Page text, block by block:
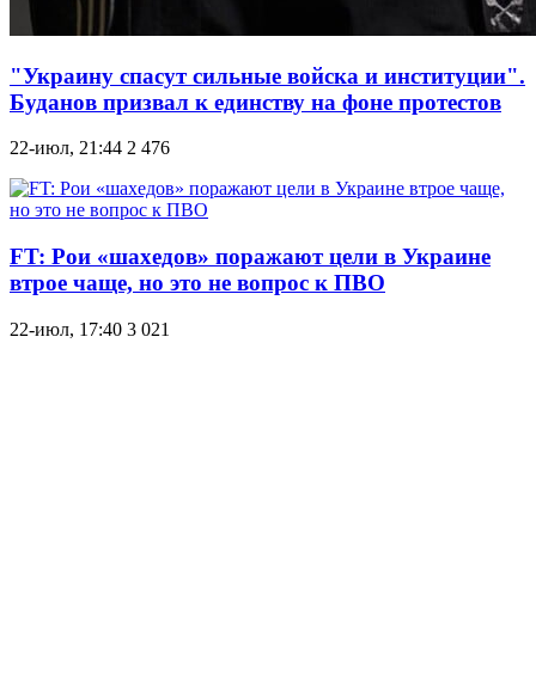
"Украину спасут сильные войска и институции".
Буданов призвал к единству на фоне протестов
22-июл, 21:44 2 476
FT: Рои «шахедов» поражают цели в Украине
втрое чаще, но это не вопрос к ПВО
22-июл, 17:40 3 021